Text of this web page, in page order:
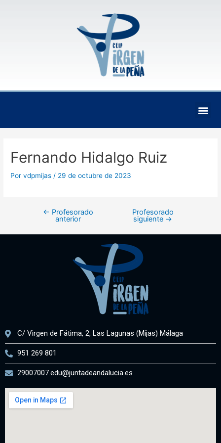
Fernando Hidalgo Ruiz
Porvdpmijas / 29 de octubre de 2023
← Profesorado
anterior
Profesorado
siguiente →
C/ Virgen de Fátima, 2, Las Lagunas (Mijas) Málaga
951 269 801
29007007.edu@juntadeandalucia.es